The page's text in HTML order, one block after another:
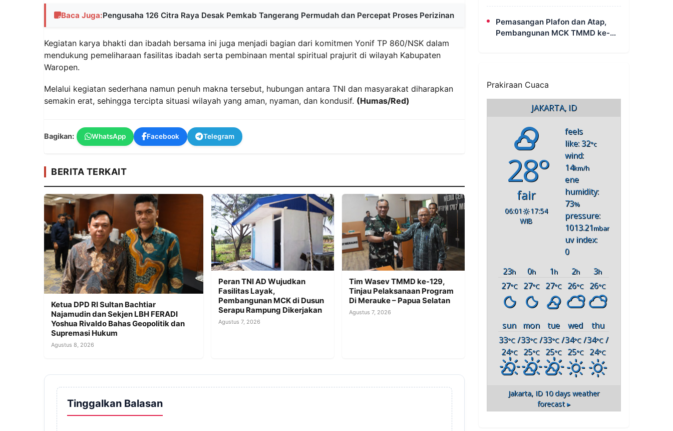
Baca Juga:Pengusaha 126 Citra Raya Desak Pemkab Tangerang Permudah dan Percepat Proses Perizinan
Kegiatan karya bhakti dan ibadah bersama ini juga menjadi bagian dari komitmen Yonif TP 860/NSK dalam
mendukung pemeliharaan fasilitas ibadah serta pembinaan mental spiritual prajurit di wilayah Kabupaten
Waropen.
Melalui kegiatan sederhana namun penuh makna tersebut, hubungan antara TNI dan masyarakat diharapkan
semakin erat, sehingga tercipta situasi wilayah yang aman, nyaman, dan kondusif. (Humas/Red)
Bagikan: WhatsApp Facebook Telegram
BERITA TERKAIT
Ketua DPD RI Sultan Bachtiar
Najamudin dan Sekjen LBH FERADI
Yoshua Rivaldo Bahas Geopolitik dan
Supremasi Hukum
Agustus 8, 2026
Peran TNI AD Wujudkan
Fasilitas Layak,
Pembangunan MCK di Dusun
Serapu Rampung Dikerjakan
Agustus 7, 2026
Tim Wasev TMMD ke-129,
Tinjau Pelaksanaan Program
Di Merauke – Papua Selatan
Agustus 7, 2026
Tinggalkan Balasan
Intensif Awasi Pembangunan
Pemasangan Plafon dan Atap,
Pembangunan MCK TMMD ke-
Prakiraan Cuaca
JAKARTA, ID
28°
fair
06:01
17:54
WIB
feels
like: 32°c
wind:
14km/h
ene
humidity:
73%
pressure:
1013.21mbar
uv index:
0
23h 0h 1h 2h 3h
27°C 27°C 27°C 26°C 26°C
sun mon tue wed
thu
33°C/
24°C
33°C/
25°C
33°C/
25°C
34°C/
25°C
34°C /
24°C
Jakarta, ID 10 days weather
forecast ▸